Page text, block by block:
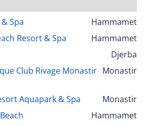
Spa
Hammamet
Resort & Spa
Hammamet
Djerba
Club Rivage Monastir Monastir
Aquapark & Spa
Monastir
Hammamet